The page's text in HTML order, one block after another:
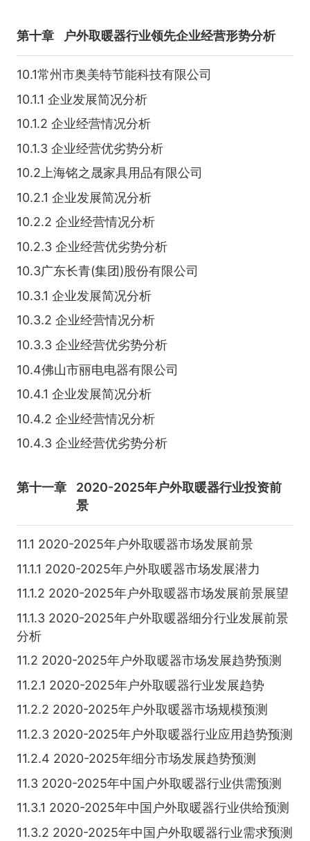
第十章 户外取暖器行业领先企业经营形势分析
10.1常州市奥美特节能科技有限公司
10.1.1 企业发展简况分析
10.1.2 企业经营情况分析
10.1.3 企业经营优劣势分析
10.2上海铭之晟家具用品有限公司
10.2.1 企业发展简况分析
10.2.2 企业经营情况分析
10.2.3 企业经营优劣势分析
10.3广东长青(集团)股份有限公司
10.3.1 企业发展简况分析
10.3.2 企业经营情况分析
10.3.3 企业经营优劣势分析
10.4佛山市丽电电器有限公司
10.4.1 企业发展简况分析
10.4.2 企业经营情况分析
10.4.3 企业经营优劣势分析
第十一章
2020-2025年户外取暖器行业投资前
景
11.1 2020-2025年户外取暖器市场发展前景
11.1.1 2020-2025年户外取暖器市场发展潜力
11.1.2 2020-2025年户外取暖器市场发展前景展望
11.1.3 2020-2025年户外取暖器细分行业发展前景
分析
11.2 2020-2025年户外取暖器市场发展趋势预测
11.2.1 2020-2025年户外取暖器行业发展趋势
11.2.2 2020-2025年户外取暖器市场规模预测
11.2.3 2020-2025年户外取暖器行业应用趋势预测
11.2.4 2020-2025年细分市场发展趋势预测
11.3 2020-2025年中国户外取暖器行业供需预测
11.3.1 2020-2025年中国户外取暖器行业供给预测
11.3.2 2020-2025年中国户外取暖器行业需求预测